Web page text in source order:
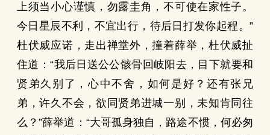
上须当小心谨慎，勿露圭角，不可使在家性子。
今日星辰不利，不宜出行，待后日打发你起程。”
杜伏威应诺，走出禅堂外，撞着薛举，杜伏威扯
住道：“我后日送公公骸骨回岐阳去，目下就要和
贤弟久别了，心中不舍，如何是好？还有张兄
弟，许久不会，欲同贤弟进城一别，未知肯同往
么？”薛举道：“大哥孤身独自，路途不惯，何必匆